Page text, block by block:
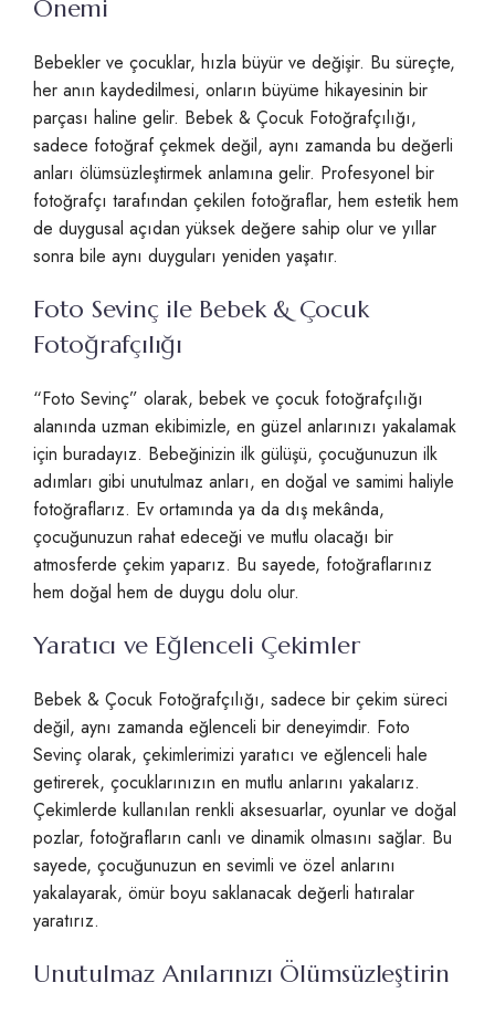
Önemi
Bebekler ve çocuklar, hızla büyür ve değişir. Bu süreçte,
her anın kaydedilmesi, onların büyüme hikayesinin bir
parçası haline gelir. Bebek & Çocuk Fotoğrafçılığı,
sadece fotoğraf çekmek değil, aynı zamanda bu değerli
anları ölümsüzleştirmek anlamına gelir. Profesyonel bir
fotoğrafçı tarafından çekilen fotoğraflar, hem estetik hem
de duygusal açıdan yüksek değere sahip olur ve yıllar
sonra bile aynı duyguları yeniden yaşatır.
Foto Sevinç ile Bebek & Çocuk
Fotoğrafçılığı
“Foto Sevinç” olarak, bebek ve çocuk fotoğrafçılığı
alanında uzman ekibimizle, en güzel anlarınızı yakalamak
için buradayız. Bebeğinizin ilk gülüşü, çocuğunuzun ilk
adımları gibi unutulmaz anları, en doğal ve samimi haliyle
fotoğraflarız. Ev ortamında ya da dış mekânda,
çocuğunuzun rahat edeceği ve mutlu olacağı bir
atmosferde çekim yaparız. Bu sayede, fotoğraflarınız
hem doğal hem de duygu dolu olur.
Yaratıcı ve Eğlenceli Çekimler
Bebek & Çocuk Fotoğrafçılığı, sadece bir çekim süreci
değil, aynı zamanda eğlenceli bir deneyimdir. Foto
Sevinç olarak, çekimlerimizi yaratıcı ve eğlenceli hale
getirerek, çocuklarınızın en mutlu anlarını yakalarız.
Çekimlerde kullanılan renkli aksesuarlar, oyunlar ve doğal
pozlar, fotoğrafların canlı ve dinamik olmasını sağlar. Bu
sayede, çocuğunuzun en sevimli ve özel anlarını
yakalayarak, ömür boyu saklanacak değerli hatıralar
yaratırız.
Unutulmaz Anılarınızı Ölümsüzleştirin